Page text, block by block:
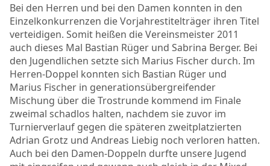
Bei den Herren und bei den Damen konnten in den
Einzelkonkurrenzen die Vorjahrestitelträger ihren Titel
verteidigen. Somit heißen die Vereinsmeister 2011
auch dieses Mal Bastian Rüger und Sabrina Berger. Bei
den Jugendlichen setzte sich Marius Fischer durch. Im
Herren-Doppel konnten sich Bastian Rüger und
Marius Fischer in generationsübergreifender
Mischung über die Trostrunde kommend im Finale
zweimal schadlos halten, nachdem sie zuvor im
Turnierverlauf gegen die späteren zweitplatzierten
Adrian Grotz und Andreas Liebig noch verloren hatten.
Auch bei den Damen-Doppeln durfte unsere Jugend